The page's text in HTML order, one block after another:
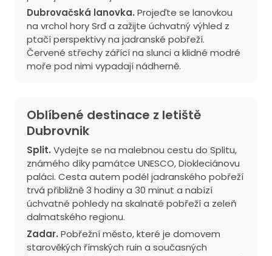
Dubrovačská lanovka. Projeďte se lanovkou
na vrchol hory Srđ a zažijte úchvatný výhled z
ptačí perspektivy na jadranské pobřeží.
Červené střechy zářící na slunci a klidné modré
moře pod nimi vypadají nádherně.
Oblíbené destinace z letiště
Dubrovnik
Split. Vydejte se na malebnou cestu do Splitu,
známého díky památce UNESCO, Diokleciánovu
paláci. Cesta autem podél jadranského pobřeží
trvá přibližně 3 hodiny a 30 minut a nabízí
úchvatné pohledy na skalnaté pobřeží a zeleň
dalmatského regionu.
Zadar. Pobřežní město, které je domovem
starověkých římských ruin a současných